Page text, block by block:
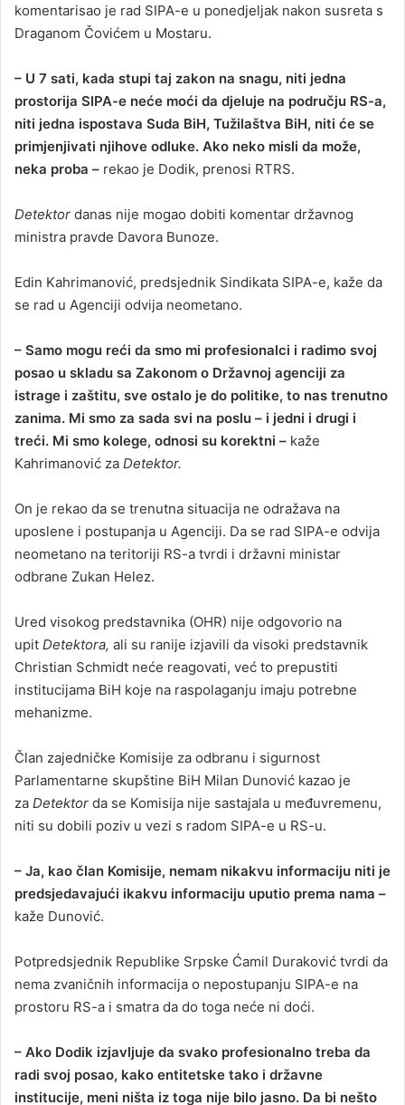
komentarisao je rad SIPA-e u ponedjeljak nakon susreta s
Draganom Čovićem u Mostaru.
– U 7 sati, kada stupi taj zakon na snagu, niti jedna
prostorija SIPA-e neće moći da djeluje na području RS-a,
niti jedna ispostava Suda BiH, Tužilaštva BiH, niti će se
primjenjivati njihove odluke. Ako neko misli da može,
neka proba – rekao je Dodik, prenosi RTRS.
Detektor danas nije mogao dobiti komentar državnog
ministra pravde Davora Bunoze.
Edin Kahrimanović, predsjednik Sindikata SIPA-e, kaže da
se rad u Agenciji odvija neometano.
– Samo mogu reći da smo mi profesionalci i radimo svoj
posao u skladu sa Zakonom o Državnoj agenciji za
istrage i zaštitu, sve ostalo je do politike, to nas trenutno
zanima. Mi smo za sada svi na poslu – i jedni i drugi i
treći. Mi smo kolege, odnosi su korektni – kaže
Kahrimanović za Detektor.
On je rekao da se trenutna situacija ne odražava na
uposlene i postupanja u Agenciji. Da se rad SIPA-e odvija
neometano na teritoriji RS-a tvrdi i državni ministar
odbrane Zukan Helez.
Ured visokog predstavnika (OHR) nije odgovorio na
upit Detektora, ali su ranije izjavili da visoki predstavnik
Christian Schmidt neće reagovati, već to prepustiti
institucijama BiH koje na raspolaganju imaju potrebne
mehanizme.
Član zajedničke Komisije za odbranu i sigurnost
Parlamentarne skupštine BiH Milan Dunović kazao je
za Detektor da se Komisija nije sastajala u međuvremenu,
niti su dobili poziv u vezi s radom SIPA-e u RS-u.
– Ja, kao član Komisije, nemam nikakvu informaciju niti je
predsjedavajući ikakvu informaciju uputio prema nama –
kaže Dunović.
Potpredsjednik Republike Srpske Ćamil Duraković tvrdi da
nema zvaničnih informacija o nepostupanju SIPA-e na
prostoru RS-a i smatra da do toga neće ni doći.
– Ako Dodik izjavljuje da svako profesionalno treba da
radi svoj posao, kako entitetske tako i državne
institucije, meni ništa iz toga nije bilo jasno. Da bi nešto